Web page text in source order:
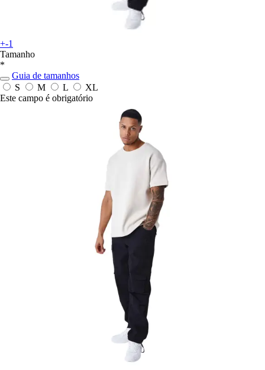
+-1
Tamanho
*
Guia de tamanhos
S
M L
XL
Este campo é obrigatório